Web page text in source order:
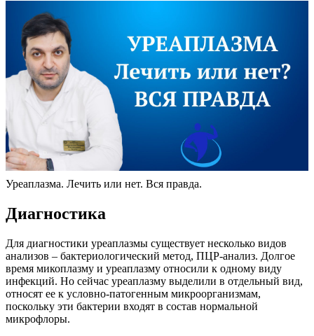
Уреаплазма. Лечить или нет. Вся правда.
Диагностика
Для диагностики уреаплазмы существует несколько видов
анализов – бактериологический метод, ПЦР-анализ. Долгое
время микоплазму и уреаплазму относили к одному виду
инфекций. Но сейчас уреаплазму выделили в отдельный вид,
относят ее к условно-патогенным микроорганизмам,
поскольку эти бактерии входят в состав нормальной
микрофлоры.